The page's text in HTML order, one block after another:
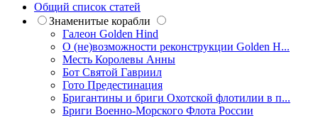
Общий список статей
Знаменитые корабли
Галеон Golden Hind
О (не)возможности реконструкции Golden H...
Месть Королевы Анны
Бот Святой Гавриил
Гото Предестинация
Бригантины и бриги Охотской флотилии в п...
Бриги Военно-Морского Флота России